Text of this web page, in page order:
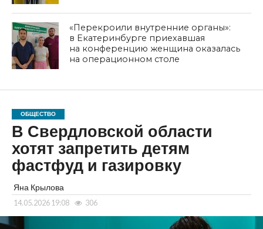
«Перекроили внутренние органы»:
в Екатеринбурге приехавшая
на конференцию женщина оказалась
на операционном столе
ОБЩЕСТВО
В Свердловской области
хотят запретить детям
фастфуд и газировку
Яна Крылова
14.05.2026 19:08 306